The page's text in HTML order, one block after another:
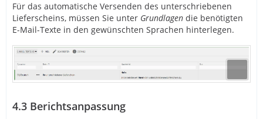
Für das automatische Versenden des unterschriebenen
Lieferscheins, müssen Sie unter Grundlagen die benötigten
E-Mail-Texte in den gewünschten Sprachen hinterlegen.
4.3 Berichtsanpassung